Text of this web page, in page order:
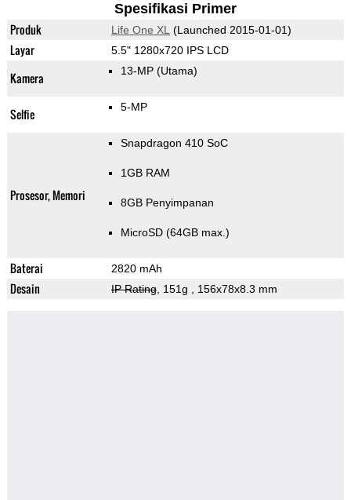
Spesifikasi Primer
Produk Life One XL (Launched 2015-01-01)
Layar 5.5" 1280x720 IPS LCD
Kamera 13-MP (Utama)
Selfie 5-MP
Prosesor, Memori
Snapdragon 410 SoC
1GB RAM
8GB Penyimpanan
MicroSD (64GB max.)
Baterai 2820 mAh
Desain IP Rating, 151g , 156x78x8.3 mm